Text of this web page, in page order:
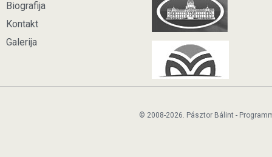
Biografija
Kontakt
Galerija
© 2008-2026. Pásztor Bálint -